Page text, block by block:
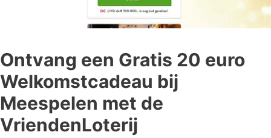
Ontvang een Gratis 20 euro
Welkomstcadeau bij
Meespelen met de
VriendenLoterij